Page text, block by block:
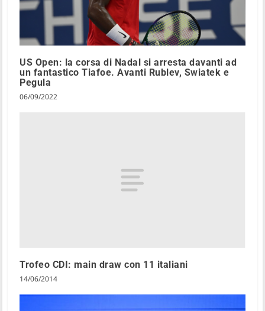
US Open: la corsa di Nadal si arresta davanti ad
un fantastico Tiafoe. Avanti Rublev, Swiatek e
Pegula
06/09/2022
Trofeo CDI: main draw con 11 italiani
14/06/2014